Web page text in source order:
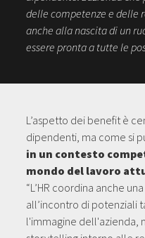
delle competenze e delle
anche alla nascita di un
essere pronta a tutte le
L’aspetto dei benefit è
dipendenti, ma come si
in un contesto
mondo del lavoro
“L’HR coordina anche
all’incontro di potenziali
l'immagine dell'azienda,